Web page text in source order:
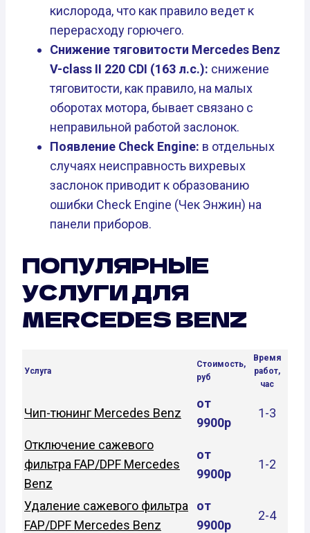
кислорода, что как правило ведет к
перерасходу горючего.
Снижение тяговитости Mercedes Benz
V-class II 220 CDI (163 л.с.): снижение
тяговитости, как правило, на малых
оборотах мотора, бывает связано с
неправильной работой заслонок.
Появление Check Engine: в отдельных
случаях неисправность вихревых
заслонок приводит к образованию
ошибки Check Engine (Чек Энжин) на
панели приборов.
ПОПУЛЯРНЫЕ
УСЛУГИ ДЛЯ
MERCEDES BENZ
Услуга
Стоимость,
руб
Время
работ,
час
Чип-тюнинг Mercedes Benz
от
9900р
1-3
Отключение сажевого
фильтра FAP/DPF Mercedes
Benz
от
9900р
1-2
Удаление сажевого фильтра
FAP/DPF Mercedes Benz
от
9900р
2-4